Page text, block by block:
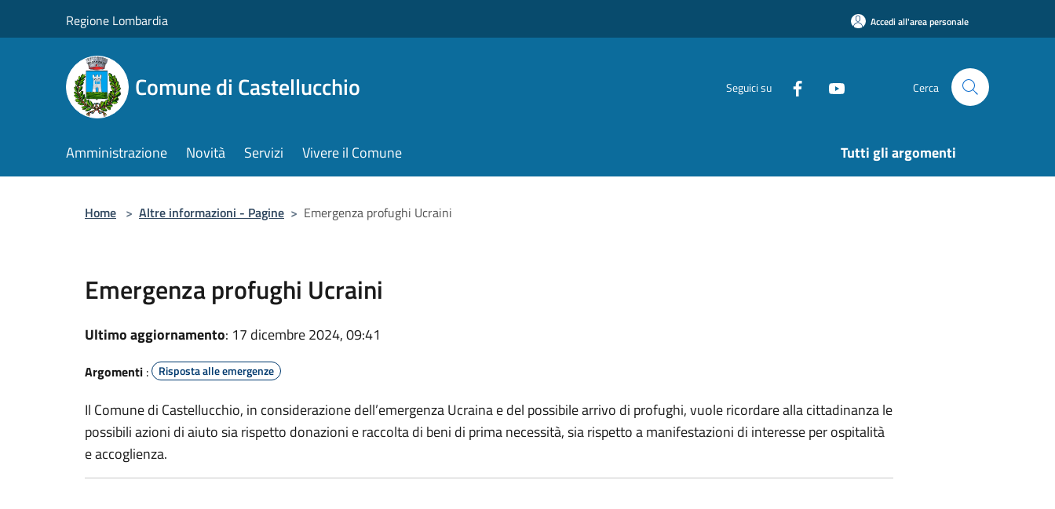
Regione Lombardia Accedi all'area personale
Comune di Castellucchio Seguici su Cerca
Amministrazione Novità Servizi Vivere il Comune Tutti gli argomenti
Home > Altre informazioni - Pagine > Emergenza profughi Ucraini
Emergenza profughi Ucraini
Ultimo aggiornamento: 17 dicembre 2024, 09:41
Argomenti : Risposta alle emergenze
Il Comune di Castellucchio, in considerazione dell’emergenza Ucraina e del possibile arrivo di profughi, vuole ricordare alla cittadinanza le
possibili azioni di aiuto sia rispetto donazioni e raccolta di beni di prima necessità, sia rispetto a manifestazioni di interesse per ospitalità
e accoglienza.